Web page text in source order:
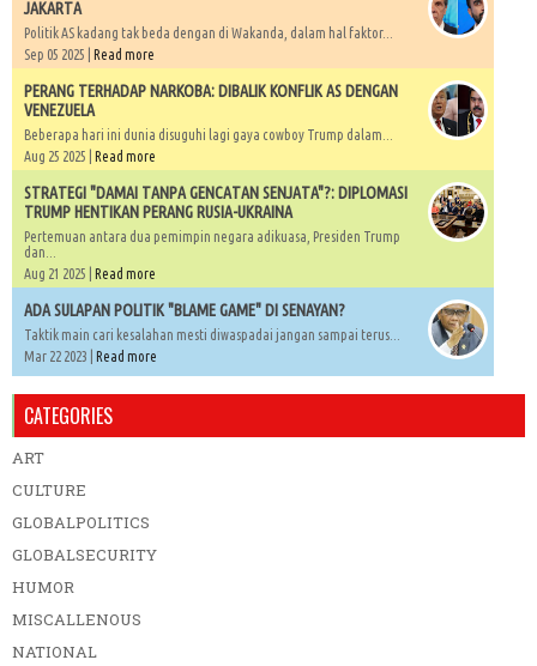
JAKARTA
Politik AS kadang tak beda dengan di Wakanda, dalam hal faktor...
Sep 05 2025 | Read more
PERANG TERHADAP NARKOBA: DIBALIK KONFLIK AS DENGAN
VENEZUELA
Beberapa hari ini dunia disuguhi lagi gaya cowboy Trump dalam...
Aug 25 2025 | Read more
STRATEGI "DAMAI TANPA GENCATAN SENJATA"?: DIPLOMASI
TRUMP HENTIKAN PERANG RUSIA-UKRAINA
Pertemuan antara dua pemimpin negara adikuasa, Presiden Trump
dan...
Aug 21 2025 | Read more
ADA SULAPAN POLITIK "BLAME GAME" DI SENAYAN?
Taktik main cari kesalahan mesti diwaspadai jangan sampai terus...
Mar 22 2023 | Read more
CATEGORIES
ART
CULTURE
GLOBALPOLITICS
GLOBALSECURITY
HUMOR
MISCALLENOUS
NATIONAL